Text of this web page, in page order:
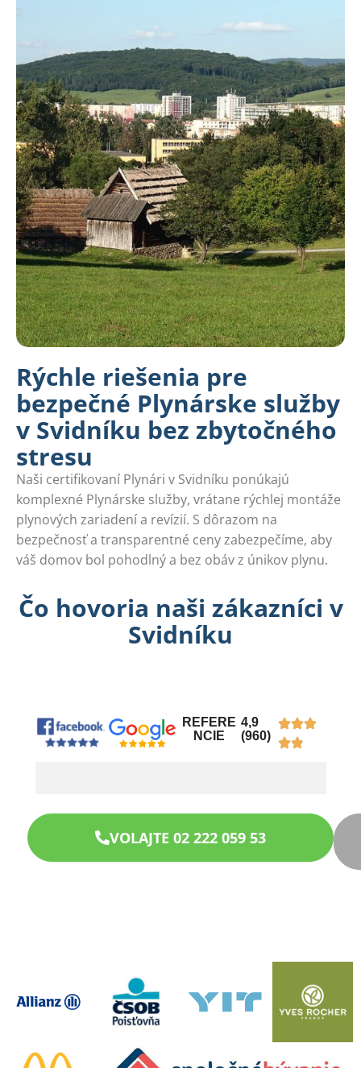
Rýchle riešenia pre
bezpečné Plynárske služby
v Svidníku bez zbytočného
stresu
Naši certifikovaní Plynári v Svidníku ponúkajú
komplexné Plynárske služby, vrátane rýchlej montáže
plynových zariadení a revízií. S dôrazom na
bezpečnosť a transparentné ceny zabezpečíme, aby
váš domov bol pohodlný a bez obáv z únikov plynu.
Čo hovoria naši zákazníci v
Svidníku
REFERE
NCIE
4,9
(960)
VOLAJTE 02 222 059 53